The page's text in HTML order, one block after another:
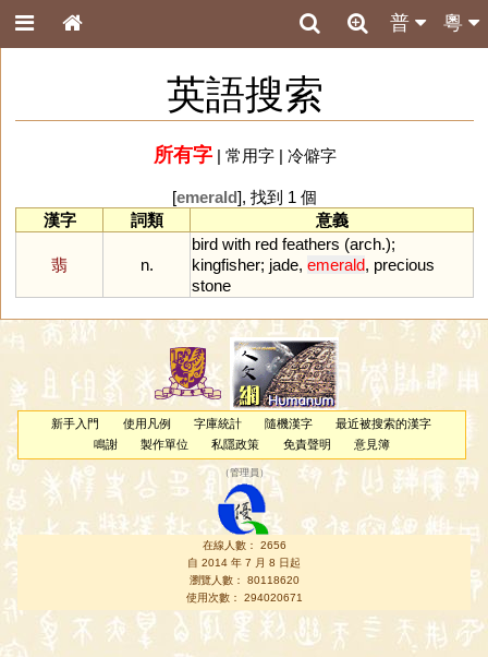
粵
普
英語搜索
所有字| 常用字| 冷僻字
[emerald], 找到 1 個
漢字
詞類 意義
翡 n.
bird with red feathers (arch.);
kingfisher; jade, emerald, precious
stone
新手入門 使用凡例 字庫統計 隨機漢字
最近被搜索的漢字
鳴謝
製作單位 私隱政策 免責聲明 意見簿
（管理員 ）
在線人數： 2656
自 2014 年 7 月 8 日起
瀏覽人數： 80118620
使用次數： 294020671